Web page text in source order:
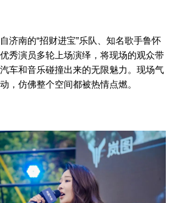
的“招财进宝”乐队、知名歌手鲁怀
秀演员多轮上场演绎，将现场的观众带
汽车和音乐碰撞出来的无限魅力。现场气
，仿佛整个空间都被热情点燃。